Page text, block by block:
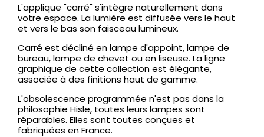
L'applique "carré" s'intègre naturellement dans
votre espace. La lumière est diffusée vers le haut
et vers le bas son faisceau lumineux.
Carré est décliné en lampe d'appoint, lampe de
bureau, lampe de chevet ou en liseuse. La ligne
graphique de cette collection est élégante,
associée à des finitions haut de gamme.
L'obsolescence programmée n'est pas dans la
philosophie Hisle, toutes leurs lampes sont
réparables. Elles sont toutes conçues et
fabriquées en France.